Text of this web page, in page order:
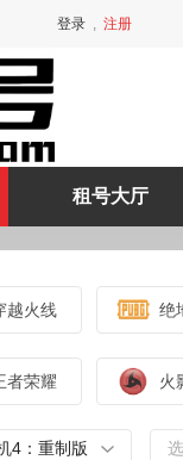
登录 , 注册
租号大厅
越火线 绝
者荣耀 火
4：重制版